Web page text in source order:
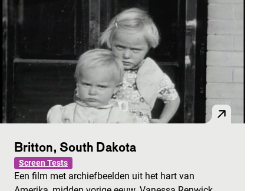
Britton, South Dakota
Screen Tests
Een film met archiefbeelden uit het hart van